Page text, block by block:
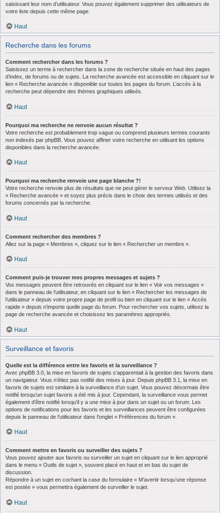
saisissant leur nom d’utilisateur. Vous pouvez également supprimer des utilisateurs de
votre liste depuis cette même page.
Haut
Recherche dans les forums
Comment rechercher dans les forums ?
Saisissez un terme à rechercher dans la zone de recherche située en haut des pages
d’index, de forums ou de sujets. La recherche avancée est accessible en cliquant sur le
lien « Recherche avancée » disponible sur toutes les pages du forum. L’accès à la
recherche peut dépendre des thèmes graphiques utilisés.
Haut
Pourquoi ma recherche ne renvoie aucun résultat ?
Votre recherche est probablement trop vague ou comprend plusieurs termes courants
non indexés par phpBB. Vous pouvez affiner votre recherche en utilisant les options
disponibles dans la recherche avancée.
Haut
Pourquoi ma recherche renvoie une page blanche ?!
Votre recherche renvoie plus de résultats que ne peut gérer le serveur Web. Utilisez la
« Recherche avancée » et soyez plus précis dans le choix des termes utilisés et des
forums concernés par la recherche.
Haut
Comment rechercher des membres ?
Allez sur la page « Membres », cliquez sur le lien « Rechercher un membre ».
Haut
Comment puis-je trouver mes propres messages et sujets ?
Vos messages peuvent être retrouvés en cliquant sur le lien « Voir vos messages »
dans le panneau de l’utilisateur, en cliquant sur le lien « Rechercher les messages de
l’utilisateur » depuis votre propre page de profil ou bien en cliquant sur le lien « Accès
rapide » depuis n’importe quelle page du forum. Pour rechercher vos sujets, utilisez la
page de recherche avancée et choisissez les paramètres appropriés.
Haut
Surveillance et favoris
Quelle est la différence entre les favoris et la surveillance ?
Avec phpBB 3.0, la mise en favoris de sujets s’apparentait à la gestion des favoris dans
un navigateur. Vous n’étiez pas notifié des mises à jour. Depuis phpBB 3.1, la mise en
favoris de sujets est similaire à la surveillance d’un sujet. Vous pouvez désormais être
notifié lorsqu’un sujet favoris a été mis à jour. Cependant, la surveillance vous permet
également d’être notifié lorsqu’il y a une mise à jour dans un sujet ou un forum. Les
options de notifications pour les favoris et les surveillances peuvent être configurées
depuis le panneau de l’utilisateur dans l’onglet « Préférences du forum ».
Haut
Comment mettre en favoris ou surveiller des sujets ?
Vous pouvez ajouter aux favoris ou surveiller un sujet en cliquant sur le lien approprié
dans le menu « Outils de sujet », souvent placé en haut et en bas du sujet de
discussion.
Répondre à un sujet en cochant la case du formulaire « M’avertir lorsqu’une réponse
est postée » vous permettra également de surveiller le sujet.
Haut